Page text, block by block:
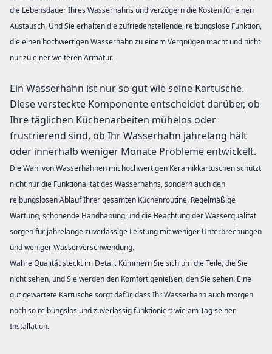
die Lebensdauer Ihres Wasserhahns und verzögern die Kosten für einen
Austausch. Und Sie erhalten die zufriedenstellende, reibungslose Funktion,
die einen hochwertigen Wasserhahn zu einem Vergnügen macht und nicht
nur zu einer weiteren Armatur.
Ein Wasserhahn ist nur so gut wie seine Kartusche.
Diese versteckte Komponente entscheidet darüber, ob
Ihre täglichen Küchenarbeiten mühelos oder
frustrierend sind, ob Ihr Wasserhahn jahrelang hält
oder innerhalb weniger Monate Probleme entwickelt.
Die Wahl von Wasserhähnen mit hochwertigen Keramikkartuschen schützt
nicht nur die Funktionalität des Wasserhahns, sondern auch den
reibungslosen Ablauf Ihrer gesamten Küchenroutine. Regelmäßige
Wartung, schonende Handhabung und die Beachtung der Wasserqualität
sorgen für jahrelange zuverlässige Leistung mit weniger Unterbrechungen
und weniger Wasserverschwendung.
Wahre Qualität steckt im Detail. Kümmern Sie sich um die Teile, die Sie
nicht sehen, und Sie werden den Komfort genießen, den Sie sehen. Eine
gut gewartete Kartusche sorgt dafür, dass Ihr Wasserhahn auch morgen
noch so reibungslos und zuverlässig funktioniert wie am Tag seiner
Installation.